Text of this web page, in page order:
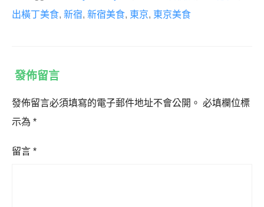
出橫丁美食, 新宿, 新宿美食, 東京, 東京美食
發佈留言
發佈留言必須填寫的電子郵件地址不會公開。 必填欄位標
示為 *
留言 *